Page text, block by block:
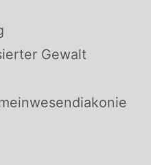
Gewalt